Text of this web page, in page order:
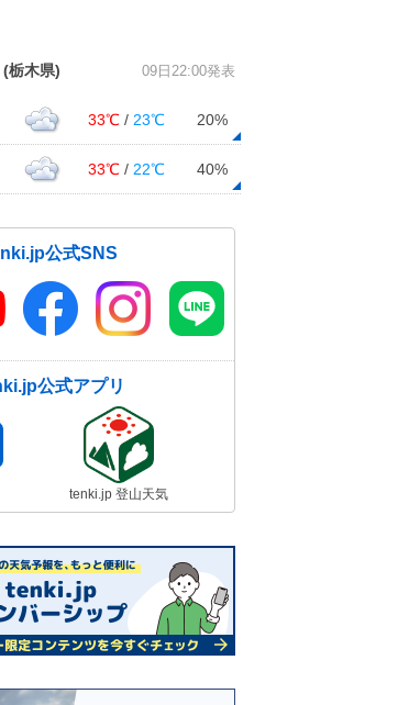
(栃木県) 09日22:00発表
33℃ / 23℃ 20%
33℃ / 22℃ 40%
公式SNS
公式アプリ
tenki.jp 登山天気